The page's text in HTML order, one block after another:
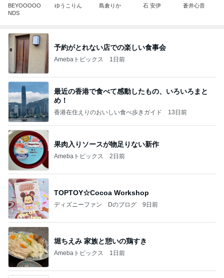
BEYOOOOO
NDS
ゆうこりん 島倉りか 石 安伊 蒼井心音
予約がとれない店での楽しい食事会
Amebaトピックス 1日前
最近の香港で食べて感動したもの、いろいろまと
め！
香港在住えりのおいしい食べ歩きガイド 13日前
果肉入りソースが物足りない新作
Amebaトピックス 2日前
TOPTOY☆Cocoa Workshop
ディズニーファン Dのブログ 9日前
堀ちえみ 家族と憩いの鶏すき
Amebaトピックス 1日前